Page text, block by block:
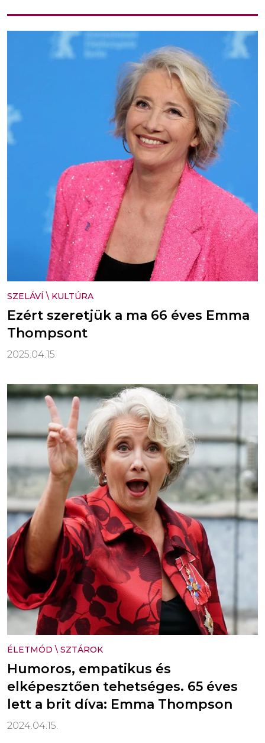
SZELÁVÍ \ KULTÚRA
Ezért szeretjük a ma 66 éves Emma
Thompsont
2025.04.15.
ÉLETMÓD \ SZTÁROK
Humoros, empatikus és
elképesztően tehetséges. 65 éves
lett a brit díva: Emma Thompson
2024.04.15.